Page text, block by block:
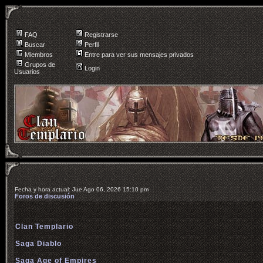
FAQ
Registrarse
Buscar
Perfil
Miembros
Entre para ver sus mensajes privados
Grupos de
Usuarios
Login
Fecha y hora actual: Jue Ago 06, 2026 15:10 pm
Foros de discusión
Clan Templario
Saga Diablo
Saga Age of Empires